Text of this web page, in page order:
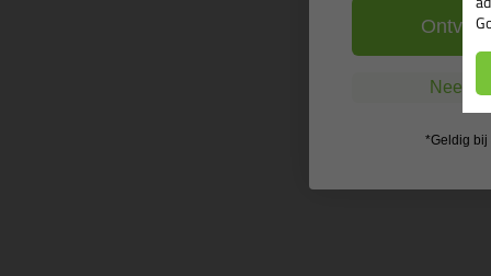
Nee, ik
*Geldig bij